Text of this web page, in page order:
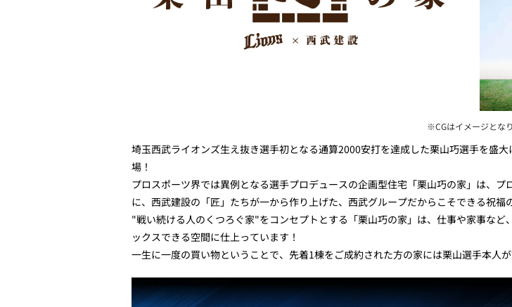
※CGはイメージとな
埼玉西武ライオンズ生え抜き選手初となる通算2000安打を達成した栗山巧選手を盛
場！
プロスポーツ界では異例となる選手プロデュースの企画型住宅「栗山巧の家」は、
に、西武建設の「匠」たちが一から作り上げた、西武グループだからこそできる祝福
"戦い続ける人のくつろぐ家"をコンセプトとする「栗山巧の家」は、仕事や家事な
ックスできる空間に仕上っています！
一生に一度の買い物ということで、先着1棟をご成約された方の家には栗山選手本人